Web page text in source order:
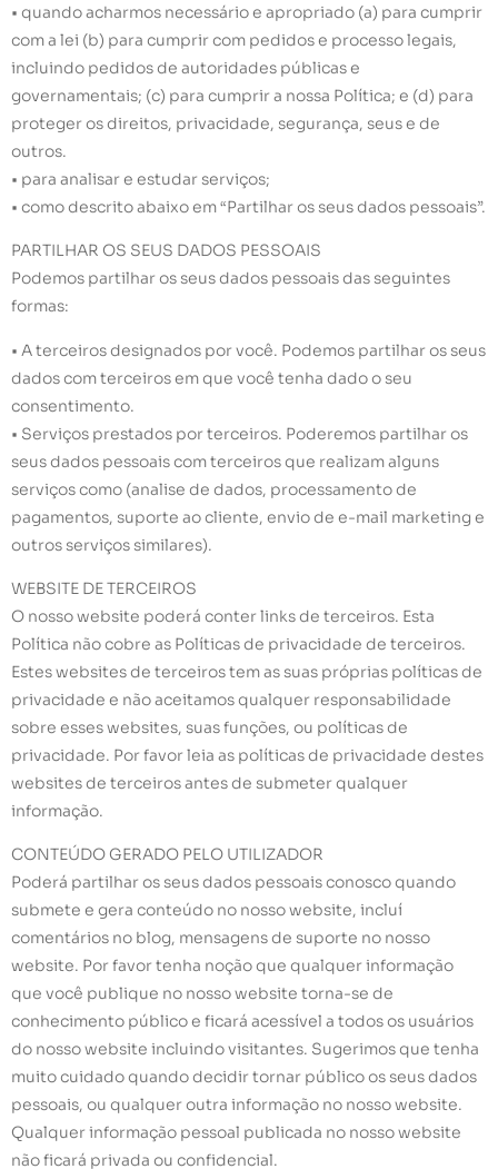
• quando acharmos necessário e apropriado (a) para cumprir
com a lei (b) para cumprir com pedidos e processo legais,
incluindo pedidos de autoridades públicas e
governamentais; (c) para cumprir a nossa Política; e (d) para
proteger os direitos, privacidade, segurança, seus e de
outros.
• para analisar e estudar serviços;
• como descrito abaixo em “Partilhar os seus dados pessoais”.
PARTILHAR OS SEUS DADOS PESSOAIS
Podemos partilhar os seus dados pessoais das seguintes
formas:
• A terceiros designados por você. Podemos partilhar os seus
dados com terceiros em que você tenha dado o seu
consentimento.
• Serviços prestados por terceiros. Poderemos partilhar os
seus dados pessoais com terceiros que realizam alguns
serviços como (analise de dados, processamento de
pagamentos, suporte ao cliente, envio de e-mail marketing e
outros serviços similares).
WEBSITE DE TERCEIROS
O nosso website poderá conter links de terceiros. Esta
Política não cobre as Políticas de privacidade de terceiros.
Estes websites de terceiros tem as suas próprias políticas de
privacidade e não aceitamos qualquer responsabilidade
sobre esses websites, suas funções, ou políticas de
privacidade. Por favor leia as políticas de privacidade destes
websites de terceiros antes de submeter qualquer
informação.
CONTEÚDO GERADO PELO UTILIZADOR
Poderá partilhar os seus dados pessoais conosco quando
submete e gera conteúdo no nosso website, incluí
comentários no blog, mensagens de suporte no nosso
website. Por favor tenha noção que qualquer informação
que você publique no nosso website torna-se de
conhecimento público e ficará acessível a todos os usuários
do nosso website incluindo visitantes. Sugerimos que tenha
muito cuidado quando decidir tornar público os seus dados
pessoais, ou qualquer outra informação no nosso website.
Qualquer informação pessoal publicada no nosso website
não ficará privada ou confidencial.